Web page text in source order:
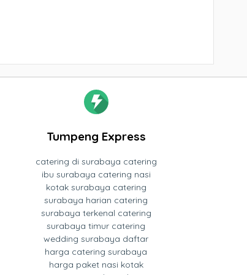
Tumpeng Express
catering di surabaya catering
ibu surabaya catering nasi
kotak surabaya catering
surabaya harian catering
surabaya terkenal catering
surabaya timur catering
wedding surabaya daftar
harga catering surabaya
harga paket nasi kotak